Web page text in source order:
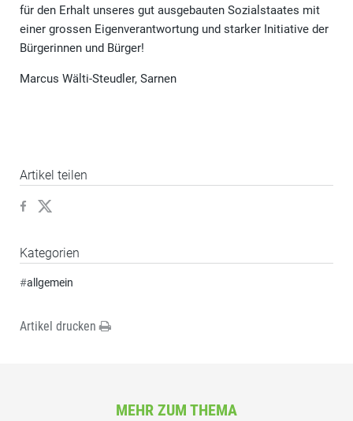
für den Erhalt unseres gut ausgebauten Sozialstaates mit
einer grossen Eigenverantwortung und starker Initiative der
Bürgerinnen und Bürger!
Marcus Wälti-Steudler, Sarnen
Artikel teilen
Kategorien
#allgemein
Artikel drucken
MEHR ZUM THEMA